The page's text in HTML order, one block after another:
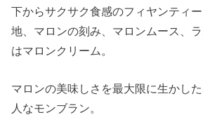
下からサクサク食感のフィヤンティ
地、マロンの刻み、マロンムース、
はマロンクリーム。
マロンの美味しさを最大限に生かし
人なモンブラン。